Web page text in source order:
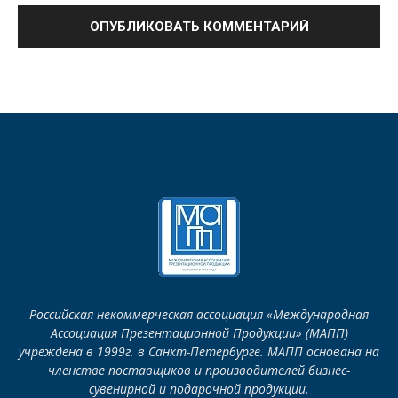
Российская некоммерческая ассоциация «Международная
Ассоциация Презентационной Продукции» (МАПП)
учреждена в 1999г. в Санкт-Петербурге. МАПП основана на
членстве поставщиков и производителей бизнес-
сувенирной и подарочной продукции.